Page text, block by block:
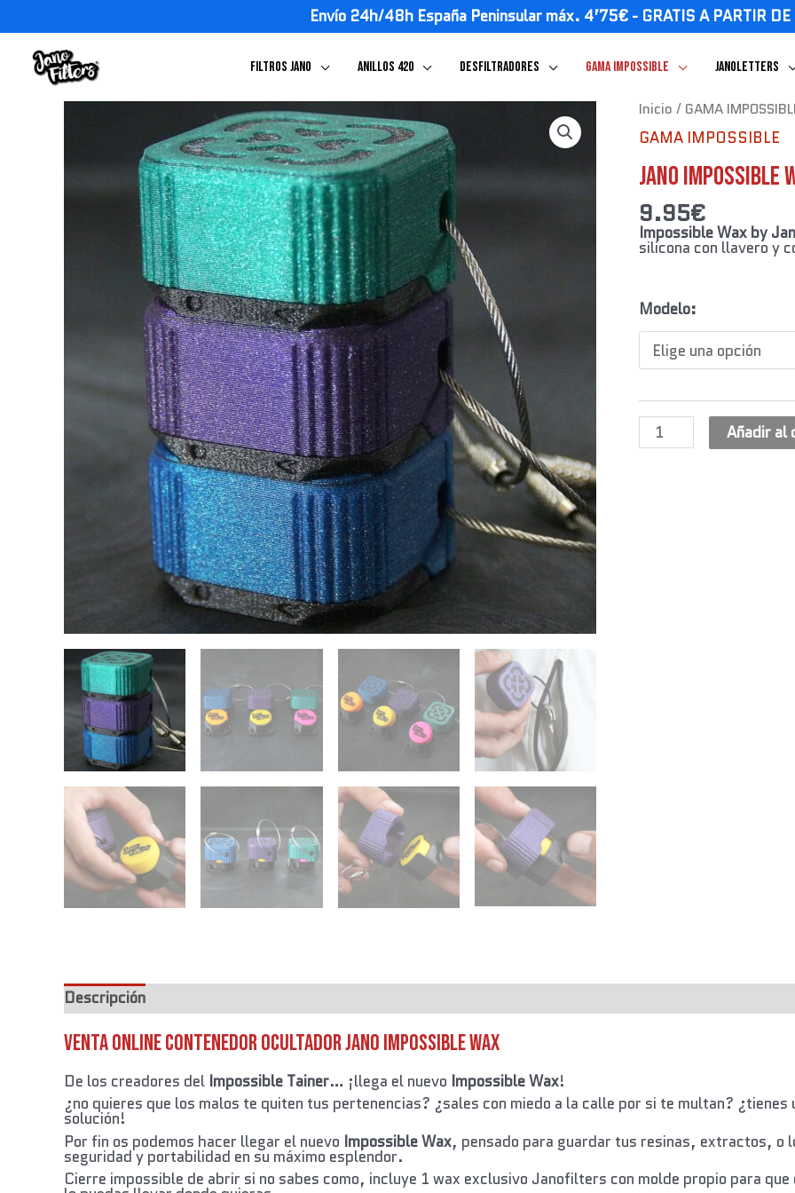
Envío 24h/48h España Peninsular máx. 4’75€ - GRATIS A PARTIR
contenido
FILTROS JANO ANILLOS 420 Desfiltradores GAMA IMPOSSIBLE JANOLETTERS
Inicio / GAMA
GAMA IMPOSSIBLE
Jano Impossible
9.95€
Impossible Wax by
silicona con llavero y
Modelo:
Jano
Wax
Añadir al
Descripción
Venta Online Contenedor Ocultador Jano Impossible Wax
De los creadores del Impossible Tainer… ¡llega el nuevo Impossible Wax!
¿no quieres que los malos te quiten tus pertenencias? ¿sales con miedo a la calle por si te multan?
solución!
Por fin os podemos hacer llegar el nuevo Impossible Wax, pensado para guardar tus resinas, extractos, o
seguridad y portabilidad en su máximo esplendor.
Cierre impossible de abrir si no sabes como, incluye 1 wax exclusivo Janofilters con molde propio para